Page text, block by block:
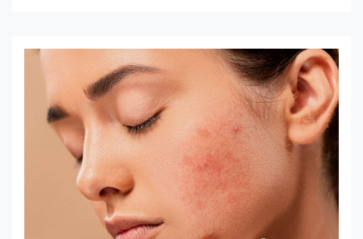
des fleurs de CBD Les fleurs de CBD sont connues
pour leur goût puissant, […]